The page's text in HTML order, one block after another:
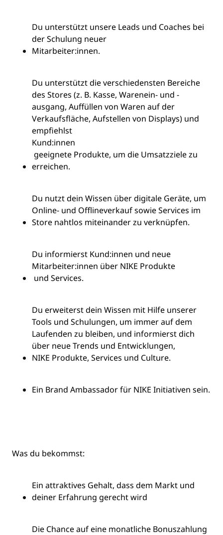
Du unterstützt unsere Leads und Coaches bei
der Schulung neuer
Mitarbeiter:innen.
Du unterstützt die verschiedensten Bereiche
des Stores (z. B. Kasse, Warenein- und -
ausgang, Auffüllen von Waren auf der
Verkaufsfläche, Aufstellen von Displays) und
empfiehlst
Kund:innen
geeignete Produkte, um die Umsatzziele zu
erreichen.
Du nutzt dein Wissen über digitale Geräte, um
Online- und Offlineverkauf sowie Services im
Store nahtlos miteinander zu verknüpfen.
Du informierst Kund:innen und neue
Mitarbeiter:innen über NIKE Produkte
und Services.
Du erweiterst dein Wissen mit Hilfe unserer
Tools und Schulungen, um immer auf dem
Laufenden zu bleiben, und informierst dich
über neue Trends und Entwicklungen,
NIKE Produkte, Services und Culture.
Ein Brand Ambassador für NIKE Initiativen sein.
Was du bekommst:
Ein attraktives Gehalt, dass dem Markt und
deiner Erfahrung gerecht wird
Die Chance auf eine monatliche Bonuszahlung